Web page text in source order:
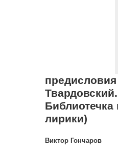
Твардовский.
Библиотечка
лирики)
Виктор Гончаров